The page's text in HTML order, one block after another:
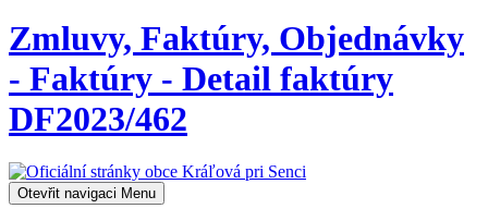
Zmluvy, Faktúry, Objednávky
- Faktúry - Detail faktúry
DF2023/462
Otevřit navigaci Menu